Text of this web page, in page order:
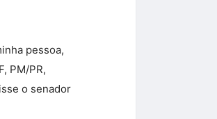
pessoa,
PM/PR,
o senador